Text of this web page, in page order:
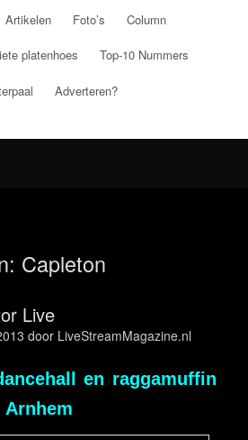
Artikelen Foto’s Column
platenhoes Top-10 Nummers
Adverteren?
Capleton
Live
door LiveStreamMagazine.nl
en raggamuffin